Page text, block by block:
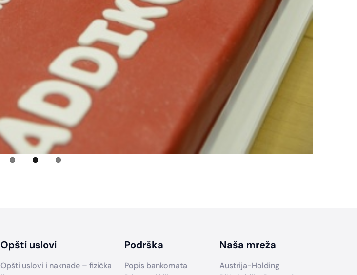
Opšti uslovi
Opšti uslovi i naknade – fizička
Podrška
Popis bankomata
Naša mreža
Austrija-Holding